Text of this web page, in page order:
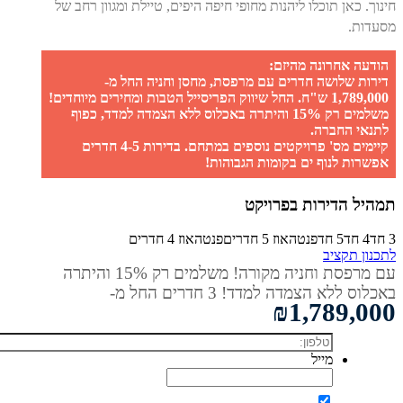
חינוך. כאן תוכלו ליהנות מחופי חיפה היפים, טיילת ומגוון רחב של
מסעדות.
הודעה אחרונה מהיזם:
דירות שלושה חדרים עם מרפסת, מחסן וחניה החל מ-
1,789,000 ש"ח. ​החל שיווק הפריסייל הטבות ומחירים מיוחדים!
משלמים רק 15% והיתרה באכלוס ללא הצמדה למדד, כפוף
לתנאי החברה.
קיימים מס' פרויקטים נוספים במתחם. בדירות 4-5 חדרים
אפשרות לנוף ים בקומות הגבוהות!
תמהיל הדירות בפרויקט
3 חד 4 חד 5 חד פנטהאוז 5 חדרים
פנטהאוז 4 חדרים
לתכנון תקציב
עם מרפסת וחניה מקורה! משלמים רק 15% והיתרה
באכלוס ללא הצמדה למדד! 3 חדרים החל מ-
₪1,789,000
מייל